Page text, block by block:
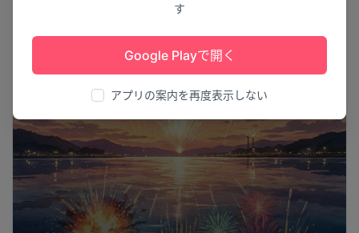
す
Google Playで開く
アプリの案内を再度表示しない